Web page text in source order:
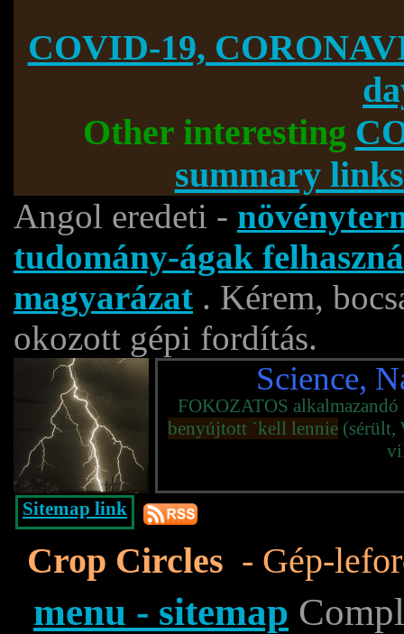
COVID-19,
Other interesting
summary
Angol eredeti -
tudomány-ágak
magyarázat . Kérem,
okozott gépi fordítás.
Science,
FOKOZATOS
benyújtott `kell lennie (sérült,
Sitemap link
Crop Circles - Gép-
menu - sitemap